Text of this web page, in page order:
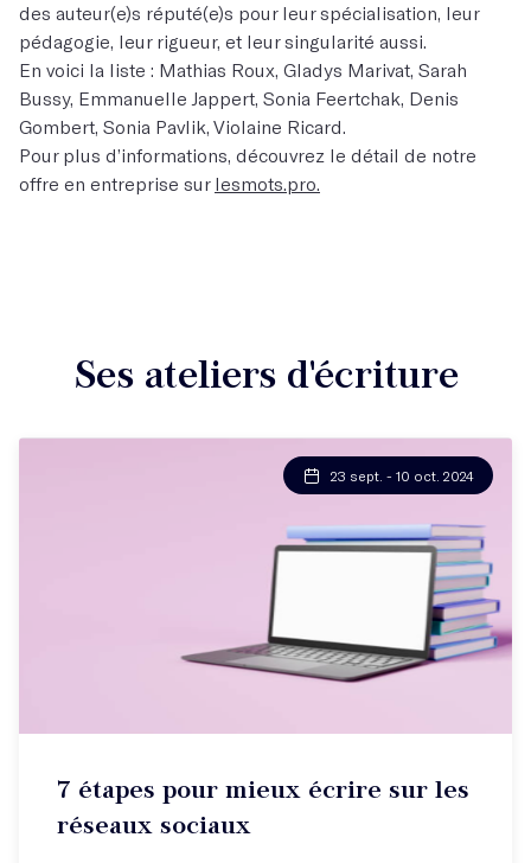
des auteur(e)s réputé(e)s pour leur spécialisation, leur
pédagogie, leur rigueur, et leur singularité aussi.
En voici la liste : Mathias Roux, Gladys Marivat, Sarah
Bussy, Emmanuelle Jappert, Sonia Feertchak, Denis
Gombert, Sonia Pavlik, Violaine Ricard.
Pour plus d’informations, découvrez le détail de notre
offre en entreprise sur lesmots.pro.
Ses ateliers d'écriture
23 sept. - 10 oct. 2024
7 étapes pour mieux écrire sur les
réseaux sociaux